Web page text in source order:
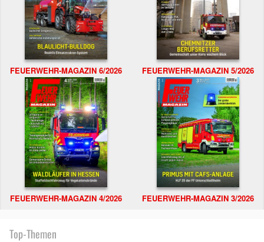
FEUERWEHR-MAGAZIN 6/2026 FEUERWEHR-MAGAZIN 5/2026
FEUERWEHR-MAGAZIN 4/2026 FEUERWEHR-MAGAZIN 3/2026
Top-Themen